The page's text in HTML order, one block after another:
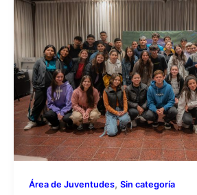
Área de Juventudes, Sin categoría